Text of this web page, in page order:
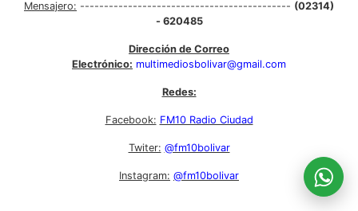
Mensajero: -------------------------------------------- (02314)
- 620485
Dirección de Correo
Electrónico: multimediosbolivar@gmail.com
Redes:
Facebook: FM10 Radio Ciudad
Twiter: @fm10bolivar
Instagram: @fm10bolivar